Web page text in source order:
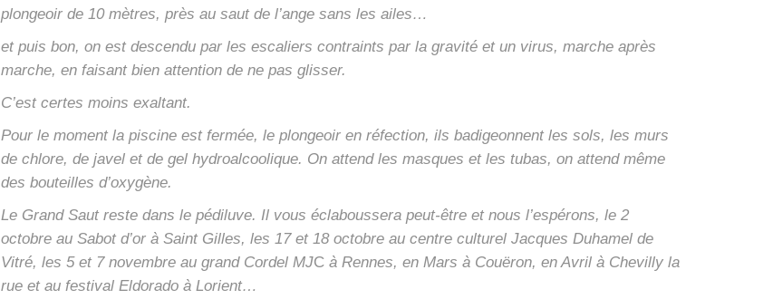
plon­geoir de 10 mètres, près au saut de l’ange sans les ailes…
et puis bon, on est des­cen­du par les esca­liers contraints par la gra­vi­té et un virus, marche après
marche, en fai­sant bien atten­tion de ne pas glis­ser.
C’est certes moins exal­tant.
Pour le moment la pis­cine est fer­mée, le plon­geoir en réfec­tion, ils badi­geonnent les sols, les murs
de chlore, de javel et de gel hydro­al­coo­lique. On attend les masques et les tubas, on attend même
des bou­teilles d’oxygène.
Le Grand Saut reste dans le pédi­luve. Il vous écla­bous­se­ra peut-être et nous l’espérons, le 2
octobre au Sabot d’or à Saint Gilles, les 17 et 18 octobre au centre cultu­rel Jacques Duha­mel de
Vitré, les 5 et 7 novembre au grand Cor­del MJC à Rennes, en Mars à Couë­ron, en Avril à Che­villy la
rue et au fes­ti­val Eldo­ra­do à Lorient…